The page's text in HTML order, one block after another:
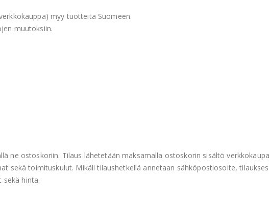
myy tuotteita Suomeen.
muutoksiin.
ne ostoskoriin. Tilaus lähetetään maksamalla ostoskorin sisältö
sekä toimituskulut. Mikäli tilaushetkellä annetaan sähköpostiosoite,
hinta.